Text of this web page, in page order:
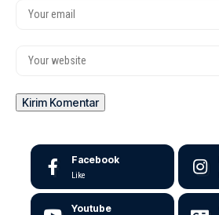
Facebook
Like
Youtube